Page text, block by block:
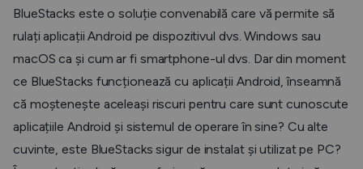
BlueStacks este o soluție convenabilă care vă permite să
rulați aplicații Android pe dispozitivul dvs. Windows sau
macOS ca și cum ar fi smartphone-ul dvs. Dar din moment
ce BlueStacks funcționează cu aplicații Android, înseamnă
că moștenește aceleași riscuri pentru care sunt cunoscute
aplicațiile Android și sistemul de operare în sine? Cu alte
cuvinte, este BlueStacks sigur de instalat și utilizat pe PC?